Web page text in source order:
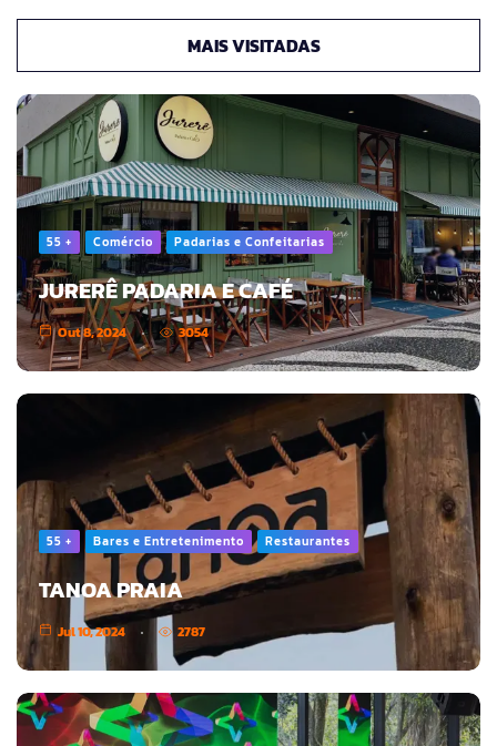
MAIS VISITADAS
55 + Comércio Padarias e Confeitarias
JURERÊ PADARIA E CAFÉ
Out 8, 2024 3054
55 + Bares e Entretenimento Restaurantes
TANOA PRAIA
Jul 10, 2024 2787